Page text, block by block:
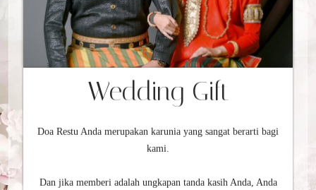
Wedding Gift
Doa Restu Anda merupakan karunia yang sangat berarti bagi
kami.
Dan jika memberi adalah ungkapan tanda kasih Anda, Anda